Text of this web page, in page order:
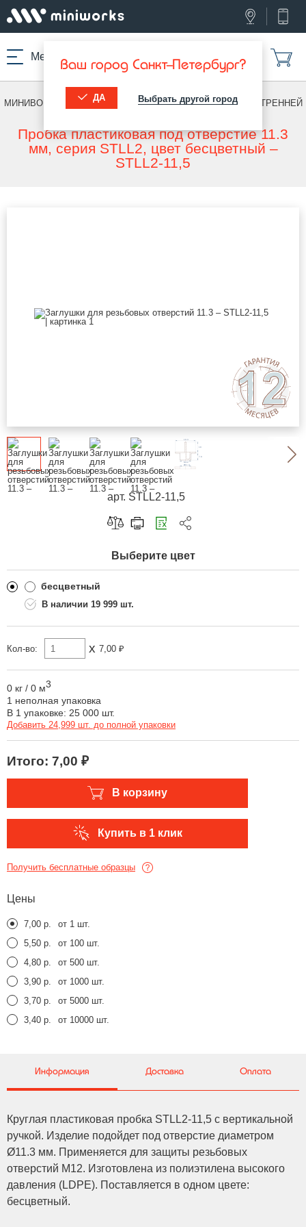
Меню Ваш город Санкт-Петербург?
ДА Выбрать другой город
МИНИВОРКС ПРО ДЛЯ ВНУТРЕННЕЙ РЕЗЬБЫ /ДЛЯ ВНУТРЕННЕЙ
Пробка пластиковая под отверстие 11.3
мм, серия STLL2, цвет бесцветный –
STLL2-11,5
арт. STLL2-11,5
Скопировать ссылку
Telegram
Одноклассники
Выберите цвет
бесцветный
19 999 шт.
Кол-во: x 7,00 ₽
0 кг / 0 м3
1 неполная упаковка
В 1 упаковке: 25 000 шт.
Добавить 24,999 шт. до полной упаковки
Итого: 7,00 ₽
В корзину
Купить в 1 клик
Получить бесплатные образцы
Цены
7,00 р.
от 1 шт.
5,50 р.
от 100 шт.
4,80 р.
от 500 шт.
3,90 р.
от 1000 шт.
3,70 р.
от 5000 шт.
3,40 р.
от 10000 шт.
Информация Доставка Оплата
Круглая пластиковая пробка STLL2-11,5 с вертикальной
ручкой. Изделие подойдет под отверстие диаметром
Ø11.3 мм. Применяется для защиты резьбовых
отверстий M12. Изготовлена из полиэтилена высокого
давления (LDPE). Поставляется в одном цвете:
бесцветный.